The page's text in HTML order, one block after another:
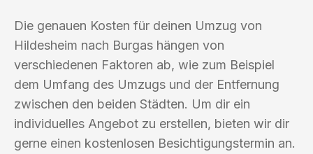
Die genauen Kosten für deinen Umzug von
Hildesheim nach Burgas hängen von
verschiedenen Faktoren ab, wie zum Beispiel
dem Umfang des Umzugs und der Entfernung
zwischen den beiden Städten. Um dir ein
individuelles Angebot zu erstellen, bieten wir dir
gerne einen kostenlosen Besichtigungstermin an.